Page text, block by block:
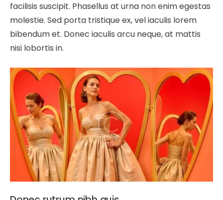
facilisis suscipit. Phasellus at urna non enim egestas
molestie. Sed porta tristique ex, vel iaculis lorem
bibendum et. Donec iaculis arcu neque, at mattis
nisi lobortis in.